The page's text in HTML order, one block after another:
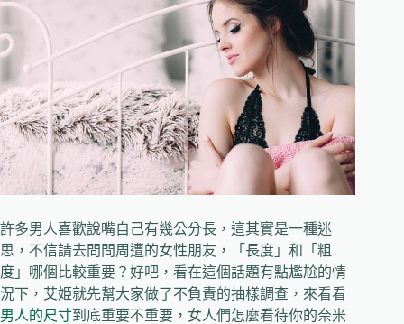
許多男人喜歡說嘴自己有幾公分長，這其實是一種迷
思，不信請去問問周遭的女性朋友，「長度」和「粗
度」哪個比較重要？好吧，看在這個話題有點尷尬的情
況下，艾姫就先幫大家做了不負責的抽樣調查，來看看
男人的尺寸到底重要不重要，女人們怎麼看待你的奈米